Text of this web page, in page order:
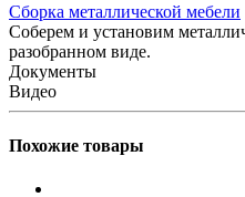
Сборка металлической мебели
Соберем и установим
разобранном виде.
Документы
Видео
Похожие товары